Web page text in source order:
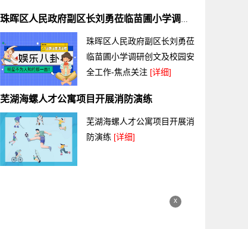
珠晖区人民政府副区长刘勇莅临苗圃小学调研创文及校园安全工作-焦点关注
珠晖区人民政府副区长刘勇莅
临苗圃小学调研创文及校园安
全工作-焦点关注 [详细]
芜湖海螺人才公寓项目开展消防演练
芜湖海螺人才公寓项目开展消
防演练 [详细]
x